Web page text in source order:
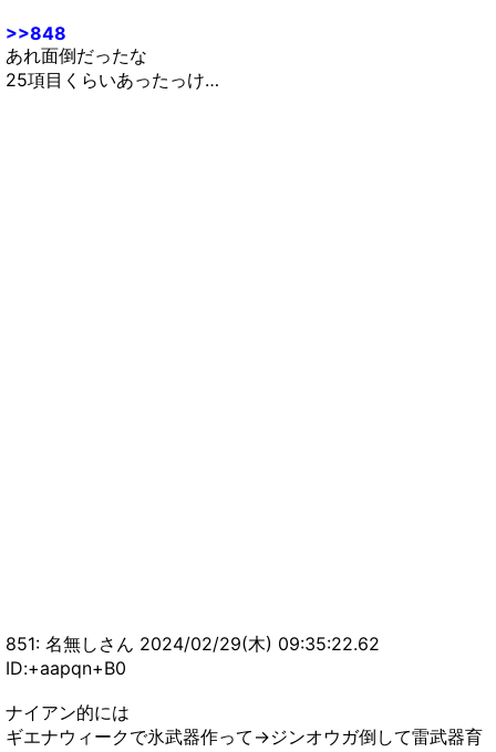
>>848
あれ面倒だったな
25項目くらいあったっけ…
851: 名無しさん 2024/02/29(木) 09:35:22.62
ID:+aapqn+B0
ナイアン的には
ギエナウィークで氷武器作って→ジンオウガ倒して雷武器育